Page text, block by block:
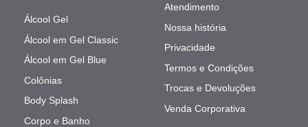
Álcool Gel
Álcool em Gel Classic
Álcool em Gel Blue
Colônias
Body Splash
Corpo e Banho
Atendimento
Nossa história
Privacidade
Termos e Condições
Trocas e Devoluções
Venda Corporativa